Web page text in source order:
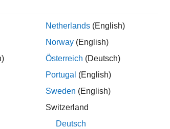
model. The
Initial conditionparameter is set to
DUT"
Netherlands (English)
Norway (English)
Österreich (Deutsch)
Portugal (English)
Sweden (English)
Switzerland
Deutsch